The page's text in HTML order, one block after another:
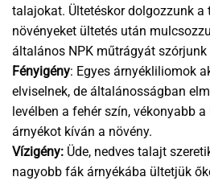
talajokat. Ültetéskor dolgozzunk
növényeket ültetés után
általános NPK műtrágyát szórjunk
Fényigény: Egyes árnyékliliomok
elviselnek, de általánosságban
levélben a fehér szín, vékonyabb
árnyékot kíván a növény.
Vízigény: Üde, nedves talajt
nagyobb fák árnyékába ültetjük